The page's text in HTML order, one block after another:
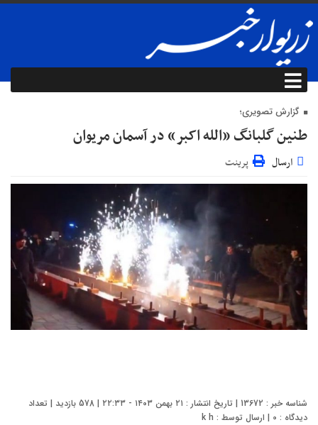
گزارش تصویری؛
طنین گلبانگ «الله اکبر» در آسمان مریوان
ارسال پرینت
شناسه خبر : 13672 | تاریخ انتشار : ۲۱ بهمن ۱۴۰۳ - ۲۲:۳۳ | 578 بازدید | تعداد
دیدگاه : 0 | ارسال توسط : k h